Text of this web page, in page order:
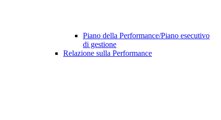
Piano della Performance/Piano esecutivo
di gestione
Relazione sulla Performance